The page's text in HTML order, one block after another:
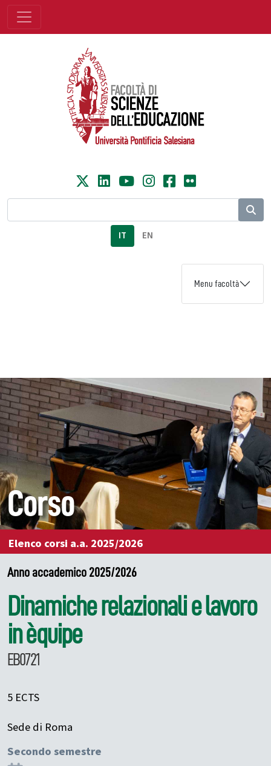
IT EN
Menu facoltà
Corso
Elenco corsi a.a. 2025/2026
Anno accademico 2025/2026
Dinamiche relazionali e lavoro
in èquipe
EB0721
5 ECTS
Sede di Roma
Secondo semestre